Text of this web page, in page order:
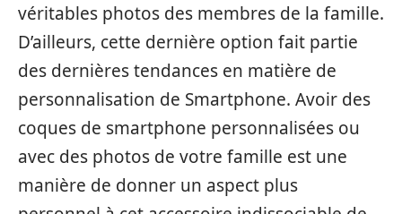
véritables photos des membres de la famille.
D’ailleurs, cette dernière option fait partie
des dernières tendances en matière de
personnalisation de Smartphone. Avoir des
coques de smartphone personnalisées ou
avec des photos de votre famille est une
manière de donner un aspect plus